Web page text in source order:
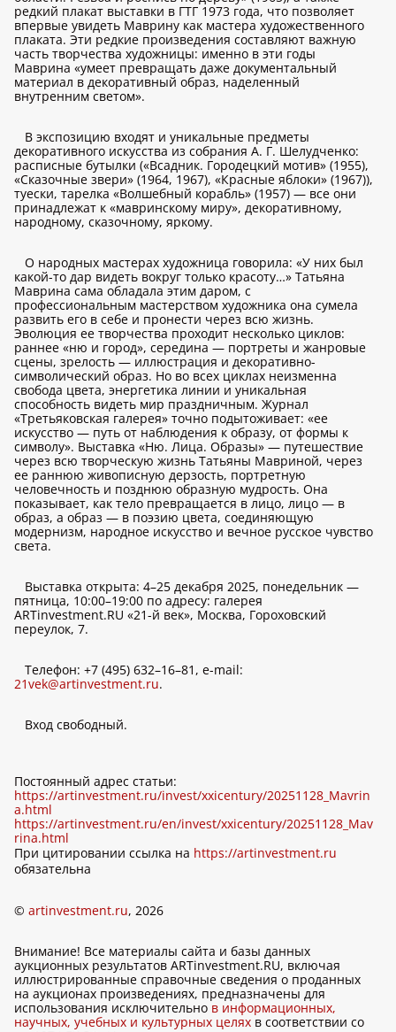
редкий плакат выставки в ГТГ 1973 года, что позволяет
впервые увидеть Маврину как мастера художественного
плаката. Эти редкие произведения составляют важную
часть творчества художницы: именно в эти годы
Маврина «умеет превращать даже документальный
материал в декоративный образ, наделенный
внутренним светом».
В экспозицию входят и уникальные предметы
декоративного искусства из собрания А. Г. Шелудченко:
расписные бутылки («Всадник. Городецкий мотив» (1955),
«Сказочные звери» (1964, 1967), «Красные яблоки» (1967)),
туески, тарелка «Волшебный корабль» (1957) — все они
принадлежат к «мавринскому миру», декоративному,
народному, сказочному, яркому.
О народных мастерах художница говорила: «У них был
какой-то дар видеть вокруг только красоту…» Татьяна
Маврина сама обладала этим даром, с
профессиональным мастерством художника она сумела
развить его в себе и пронести через всю жизнь.
Эволюция ее творчества проходит несколько циклов:
раннее «ню и город», середина — портреты и жанровые
сцены, зрелость — иллюстрация и декоративно-
символический образ. Но во всех циклах неизменна
свобода цвета, энергетика линии и уникальная
способность видеть мир праздничным. Журнал
«Третьяковская галерея» точно подытоживает: «ее
искусство — путь от наблюдения к образу, от формы к
символу». Выставка «Ню. Лица. Образы» — путешествие
через всю творческую жизнь Татьяны Мавриной, через
ее раннюю живописную дерзость, портретную
человечность и позднюю образную мудрость. Она
показывает, как тело превращается в лицо, лицо — в
образ, а образ — в поэзию цвета, соединяющую
модернизм, народное искусство и вечное русское чувство
света.
Выставка открыта: 4–25 декабря 2025, понедельник —
пятница, 10:00–19:00 по адресу: галерея
ARTinvestment.RU «21-й век», Москва, Гороховский
переулок, 7.
Телефон: +7 (495) 632–16–81, e-mail:
21vek@artinvestment.ru.
Вход свободный.
Постоянный адрес статьи:
https://artinvestment.ru/invest/xxicentury/20251128_Mavrin
a.html
https://artinvestment.ru/en/invest/xxicentury/20251128_Mav
rina.html
При цитировании ссылка на https://artinvestment.ru
обязательна
© artinvestment.ru, 2026
Внимание! Все материалы сайта и базы данных
аукционных результатов ARTinvestment.RU, включая
иллюстрированные справочные сведения о проданных
на аукционах произведениях, предназначены для
использования исключительно в информационных,
научных, учебных и культурных целях в соответствии со